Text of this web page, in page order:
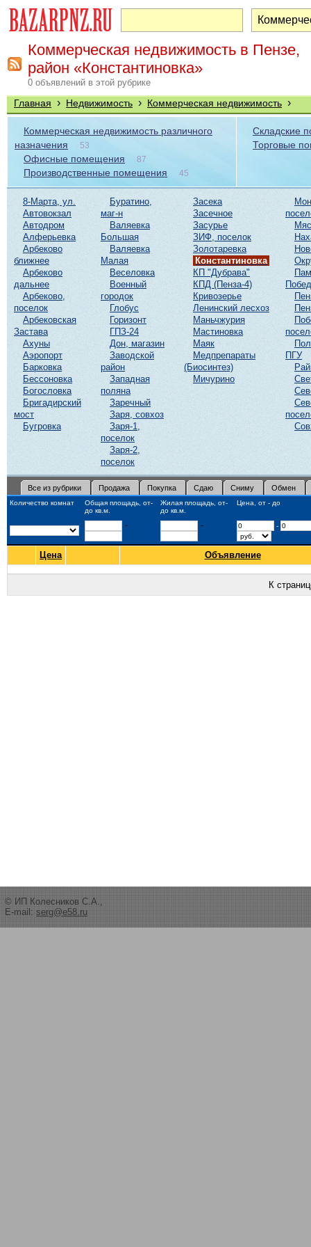
Коммерческая недвижимость в Пензе,
район «Константиновка»
0 объявлений в этой рубрике
Главная › Недвижимость › Коммерческая недвижимость ›
Коммерческая недвижимость различного
назначения
53
Офисные помещения 87
Производственные помещения 45
Складские
Торговые
8-Марта, ул.
Автовокзал
Автодром
Алферьевка
Арбеково
ближнее
Арбеково
дальнее
Арбеково,
поселок
Арбековская
Застава
Ахуны
Аэропорт
Барковка
Бессоновка
Богословка
Бригадирский
мост
Бугровка
Буратино,
маг-н
Валяевка
Большая
Валяевка
Малая
Веселовка
Военный
городок
Глобус
Горизонт
ГПЗ-24
Дон, магазин
Заводской
район
Западная
поляна
Заречный
Заря, совхоз
Заря-1,
поселок
Заря-2,
поселок
Засека
Засечное
Засурье
ЗИФ, поселок
Золотаревка
Константиновка
КП "Дубрава"
КПД (Пенза-4)
Кривозерье
Ленинский лесхоз
Маньчжурия
Мастиновка
Маяк
Медпрепараты
(Биосинтез)
Мичурино
ПГУ
Все из рубрики Продажа Покупка Сдаю Сниму Обмен
Количество комнат
Общая площадь, от-
до кв.м.
Жилая площадь, от-
до кв.м.
Цена, от - до
- - -
Цена Объявление
К
© ИП Колесников С.А.,
E-mail: serg@e58.ru